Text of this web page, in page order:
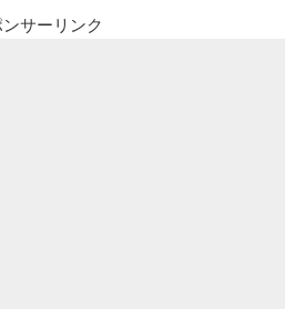
ンサーリンク